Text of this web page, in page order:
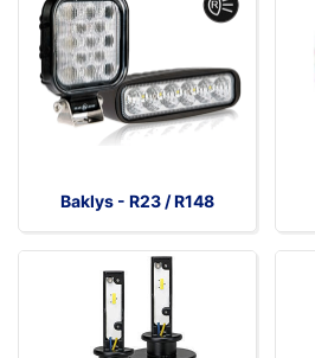
Baklys - R23 / R148